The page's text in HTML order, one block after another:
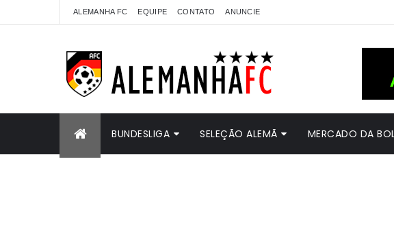
ALEMANHA FC EQUIPE CONTATO ANUNCIE
BUNDESLIGA SELEÇÃO ALEMÃ MERCADO DA